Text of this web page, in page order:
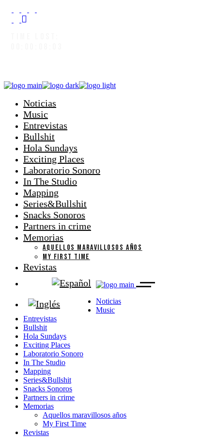
Noticias
Music
Entrevistas
Bullshit
Hola Sundays
Exciting Places
Laboratorio Sonoro
In The Studio
Mapping
Series&Bullshit
Snacks Sonoros
Partners in crime
Memorias
AQUELLOS MARAVILLOSOS AÑOS
MY FIRST TIME
Revistas
Noticias
Music
Entrevistas
Bullshit
Hola Sundays
Exciting Places
Laboratorio Sonoro
In The Studio
Mapping
Series&Bullshit
Snacks Sonoros
Partners in crime
Memorias
Aquellos maravillosos años
My First Time
Revistas